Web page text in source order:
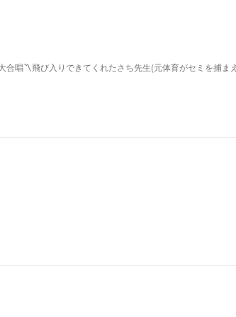
唱〽飛び入りできてくれたさち先生(元体育がセミを捕ま